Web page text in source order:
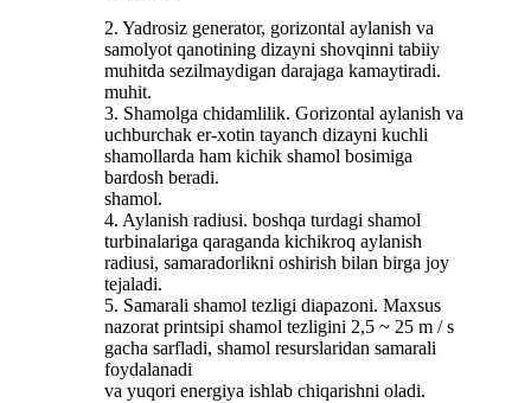
2. Yadrosiz generator, gorizontal aylanish va
samolyot qanotining dizayni shovqinni tabiiy
muhitda sezilmaydigan darajaga kamaytiradi.
muhit.
3. Shamolga chidamlilik. Gorizontal aylanish va
uchburchak er-xotin tayanch dizayni kuchli
shamollarda ham kichik shamol bosimiga
bardosh beradi.
shamol.
4. Aylanish radiusi. boshqa turdagi shamol
turbinalariga qaraganda kichikroq aylanish
radiusi, samaradorlikni oshirish bilan birga joy
tejaladi.
5. Samarali shamol tezligi diapazoni. Maxsus
nazorat printsipi shamol tezligini 2,5 ~ 25 m / s
gacha sarfladi, shamol resurslaridan samarali
foydalanadi
va yuqori energiya ishlab chiqarishni oladi.